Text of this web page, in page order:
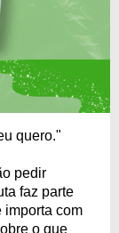
quero."
pedir
faz parte
importa com
o que